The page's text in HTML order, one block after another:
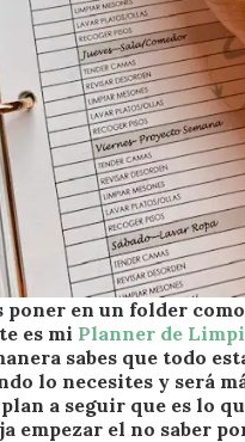
poner en un folder
es mi Planner de
sabes que todo
lo necesites y será
a seguir que es lo
empezar el no saber